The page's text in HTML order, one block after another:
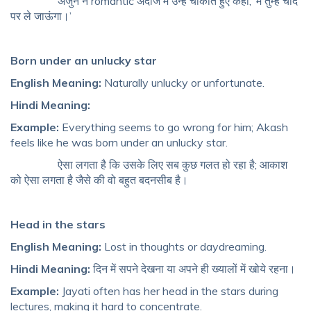
पर ले जाऊंगा।’
Born under an unlucky star
English Meaning: Naturally unlucky or unfortunate.
Hindi Meaning:
Example: Everything seems to go wrong for him; Akash
feels like he was born under an unlucky star.
ऐसा लगता है कि उसके लिए सब कुछ गलत हो रहा है; आकाश
को ऐसा लगता है जैसे की वो बहुत बदनसीब है।
Head in the stars
English Meaning: Lost in thoughts or daydreaming.
Hindi Meaning: दिन में सपने देखना या अपने ही ख्यालों में खोये रहना।
Example: Jayati often has her head in the stars during
lectures, making it hard to concentrate.